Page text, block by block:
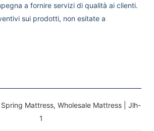
a fornire servizi di qualità ai clienti.
sui prodotti, non esitate a